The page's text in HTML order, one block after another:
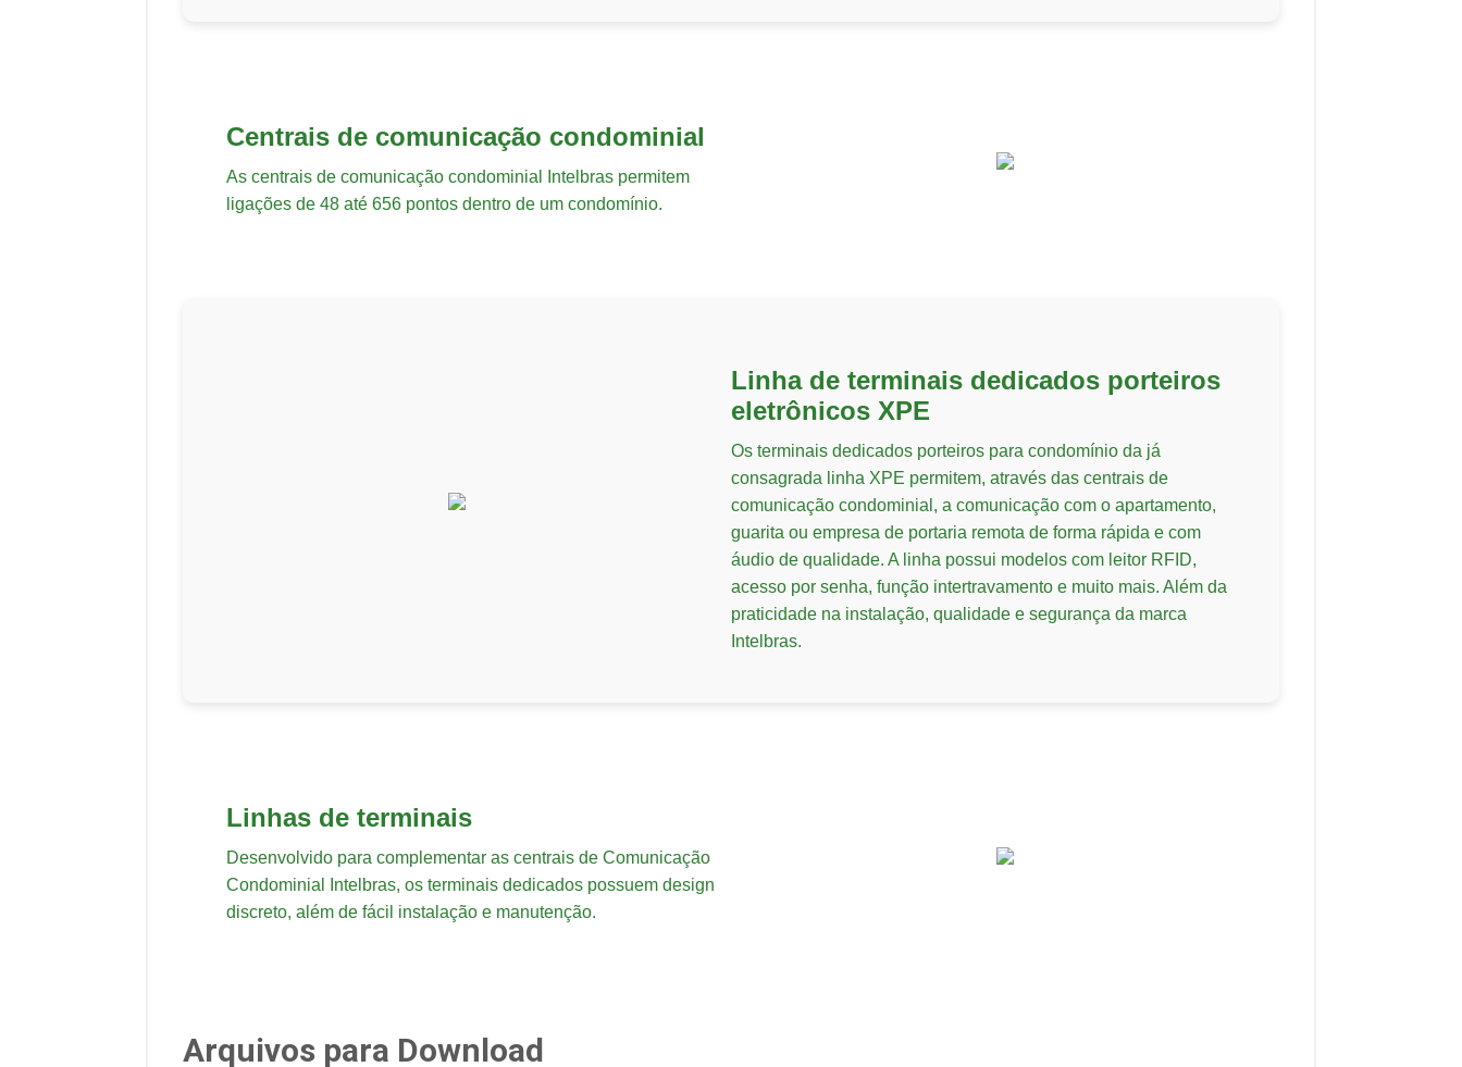
Centrais de comunicação condominial
As centrais de comunicação condominial Intelbras permitem
ligações de 48 até 656 pontos dentro de um condomínio.
Linha de terminais dedicados porteiros
eletrônicos XPE
Os terminais dedicados porteiros para condomínio da já
consagrada linha XPE permitem, através das centrais de
comunicação condominial, a comunicação com o apartamento,
guarita ou empresa de portaria remota de forma rápida e com
áudio de qualidade. A linha possui modelos com leitor RFID,
acesso por senha, função intertravamento e muito mais. Além da
praticidade na instalação, qualidade e segurança da marca
Intelbras.
Linhas de terminais
Desenvolvido para complementar as centrais de Comunicação
Condominial Intelbras, os terminais dedicados possuem design
discreto, além de fácil instalação e manutenção.
Arquivos para Download